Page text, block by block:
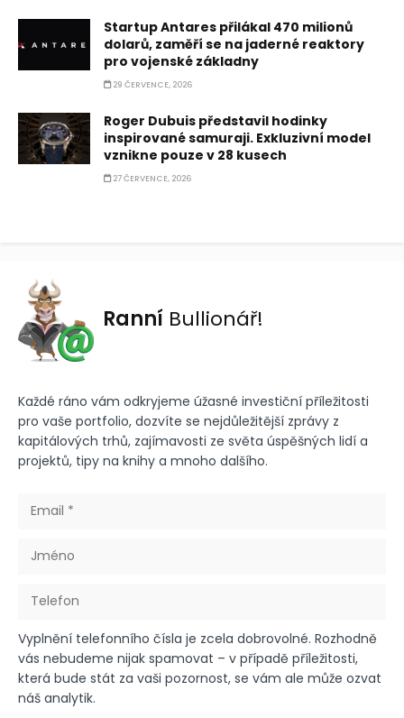
Startup Antares přilákal 470 milionů
dolarů, zaměří se na jaderné reaktory
pro vojenské základny
29 ČERVENCE, 2026
Roger Dubuis představil hodinky
inspirované samuraji. Exkluzivní model
vznikne pouze v 28 kusech
27 ČERVENCE, 2026
Ranní Bullionář!
Každé ráno vám odkryjeme úžasné investiční příležitosti
pro vaše portfolio, dozvíte se nejdůležitější zprávy z
kapitálových trhů, zajímavosti ze světa úspěšných lidí a
projektů, tipy na knihy a mnoho dalšího.
Vyplnění telefonního čísla je zcela dobrovolné. Rozhodně
vás nebudeme nijak spamovat – v případě příležitosti,
která bude stát za vaši pozornost, se vám ale může ozvat
náš analytik.